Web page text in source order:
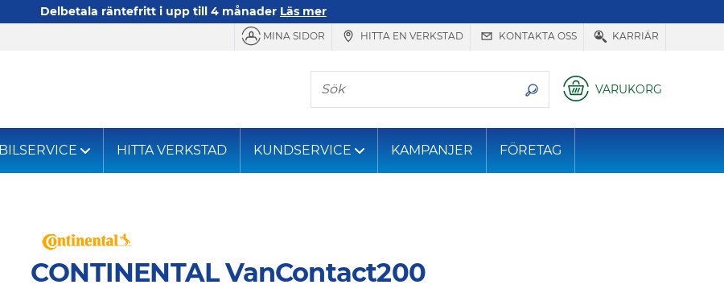
Delbetala räntefritt i upp till 4 månader Läs mer
MINA SIDOR HITTA EN VERKSTAD KONTAKTA OSS KARRIÄR
Sök
VARUKORG
BILSERVICE HITTA VERKSTAD KUNDSERVICE KAMPANJER FÖRETAG
CONTINENTAL VanContact200